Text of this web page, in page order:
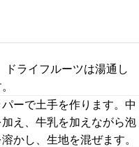
ライフルーツは湯通し
ーで土手を作ります。中
え、牛乳を加えながら泡
かし、生地を混ぜます。